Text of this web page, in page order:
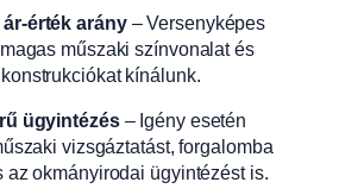
érték arány– Versenyképes
műszaki színvonalat és
kínálunk.
ügyintézés– Igény esetén
vizsgáztatást, forgalomba
az okmányirodai ügyintézést is.